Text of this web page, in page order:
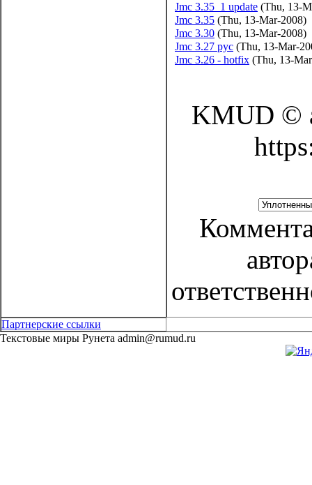
Jmc 3.35_1 update (Thu, 13-
Jmc 3.35 (Thu, 13-Mar-2008)
Jmc 3.30 (Thu, 13-Mar-2008)
Jmc 3.27 рус (Thu, 13-Mar-
Jmc 3.26 - hotfix (Thu, 13-
KMUD ©
Партнерские ссылки
Текстовые миры Рунета admin@rumud.ru